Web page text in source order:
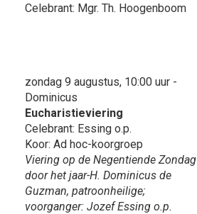
Celebrant: Mgr. Th. Hoogenboom
zondag 9 augustus, 10:00 uur -
Dominicus
Eucharistieviering
Celebrant: Essing o.p.
Koor: Ad hoc-koorgroep
Viering op de Negentiende Zondag
door het jaar-H. Dominicus de
Guzman, patroonheilige;
voorganger: Jozef Essing o.p.